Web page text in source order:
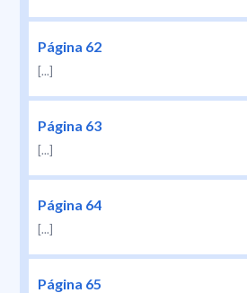
Página 62
[...]
Página 63
[...]
Página 64
[...]
Página 65